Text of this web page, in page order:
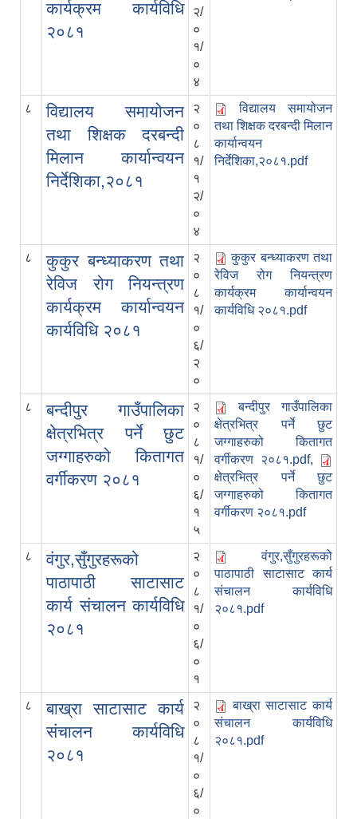
कार्यक्रम कार्यविधि
२०८१
२/
०
१/
०
४
८
विद्यालय समायोजन
तथा शिक्षक दरबन्दी
मिलान कार्यान्वयन
निर्देशिका,२०८१
२
०
८
१/
१
२/
०
४
विद्यालय समायोजन
तथा शिक्षक दरबन्दी मिलान
कार्यान्वयन
निर्देशिका,२०८१.pdf
८
कुकुर बन्ध्याकरण तथा
रेविज रोग नियन्त्रण
कार्यक्रम कार्यान्वयन
कार्यविधि २०८१
२
०
८
१/
०
६/
२
०
कुकुर बन्ध्याकरण तथा
रेविज रोग नियन्त्रण
कार्यक्रम कार्यान्वयन
कार्यविधि २०८१.pdf
८
बन्दीपुर गाउँपालिका
क्षेत्रभित्र पर्ने छुट
जग्गाहरुको कितागत
वर्गीकरण २०८१
२
०
८
१/
०
६/
१
५
बन्दीपुर गाउँपालिका
क्षेत्रभित्र पर्ने छुट
जग्गाहरुको कितागत
वर्गीकरण २०८१.pdf,
क्षेत्रभित्र पर्ने छुट
जग्गाहरुको कितागत
वर्गीकरण २०८१.pdf
८
वंगुर,सुँगुरहरूको
पाठापाठी साटासाट
कार्य संचालन कार्यविधि
२०८१
२
०
८
१/
०
६/
०
१
वंगुर,सुँगुरहरूको
पाठापाठी साटासाट कार्य
संचालन कार्यविधि
२०८१.pdf
८
बाख्रा साटासाट कार्य
संचालन कार्यविधि
२०८१
२
०
८
१/
०
६/
०
बाख्रा साटासाट कार्य
संचालन कार्यविधि
२०८१.pdf